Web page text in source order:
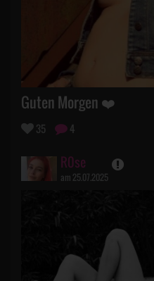
Guten Morgen ❤️
35 4
R0se
am 25.07.2025